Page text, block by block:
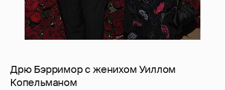
Дрю Бэрримор с женихом Уиллом
Копельманом